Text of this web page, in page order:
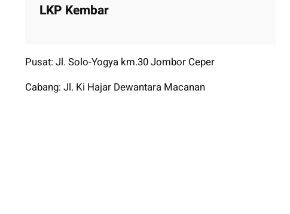
LKP Kembar
Pusat: Jl. Solo-Yogya km.30 Jombor Ceper
Cabang: Jl. Ki Hajar Dewantara Macanan